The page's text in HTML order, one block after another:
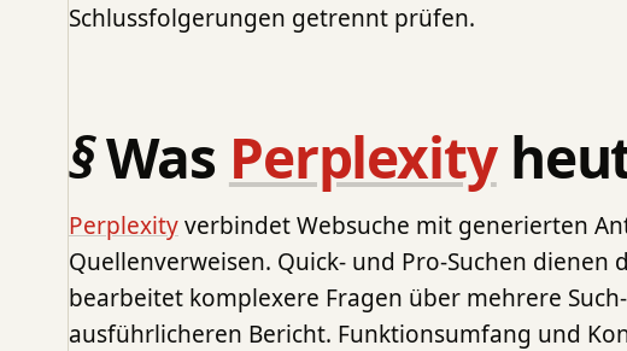
Schlussfolgerungen getrennt prüfen.
Was Perplexity
Perplexityverbindet Websuche mit generierten
Quellenverweisen. Quick- und Pro-Suchen dienen
bearbeitet komplexere Fragen über mehrere
ausführlicheren Bericht. Funktionsumfang und